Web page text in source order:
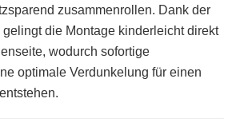
zusammenrollen. Dank der
die Montage kinderleicht direkt
wodurch sofortige
optimale Verdunkelung für einen